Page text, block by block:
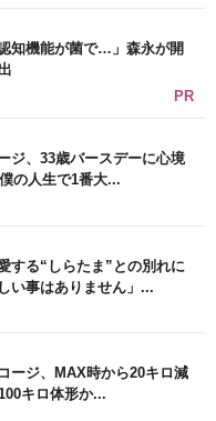
知機能が菌で…」森永が開
PR
ジ、33歳バースデーに心境
の人生で1番大...
する“しらたま”との別れに
い事はありません」...
ージ、MAX時から20キロ減
キロ体形か...